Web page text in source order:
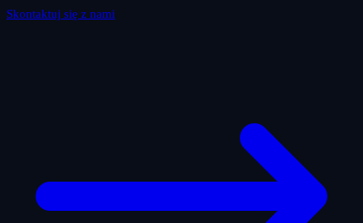
Skontaktuj się z nami